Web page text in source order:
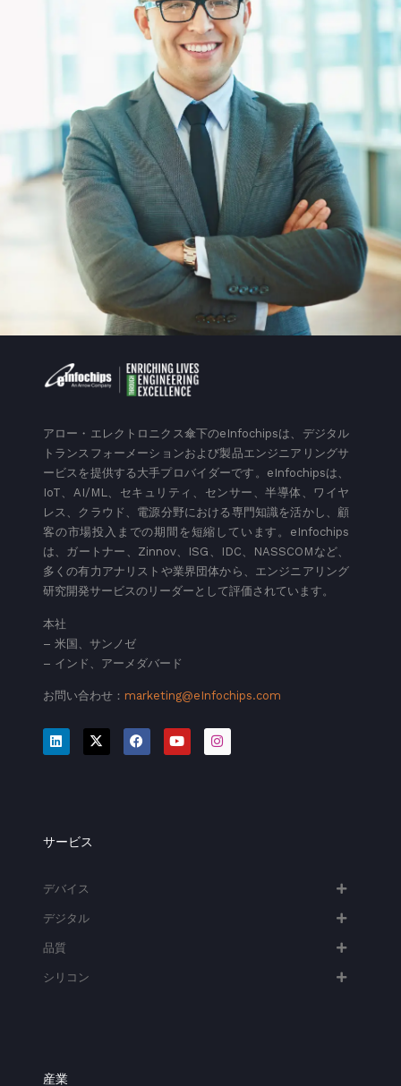
アロー・エレクトロニクス傘下のeInfochipsは、デジタル
トランスフォーメーションおよび製品エンジニアリングサ
ービスを提供する大手プロバイダーです。eInfochipsは、
IoT、AI/ML、セキュリティ、センサー、半導体、ワイヤ
レス、クラウド、電源分野における専門知識を活かし、顧
客の市場投入までの期間を短縮しています。eInfochips
は、ガートナー、Zinnov、ISG、IDC、NASSCOMなど、
多くの有力アナリストや業界団体から、エンジニアリング
研究開発サービスのリーダーとして評価されています。
本社
– 米国、サンノゼ
– インド、アーメダバード
お問い合わせ： marketing@eInfochips.com
サービス
デバイス
デジタル
品質
シリコン
産業